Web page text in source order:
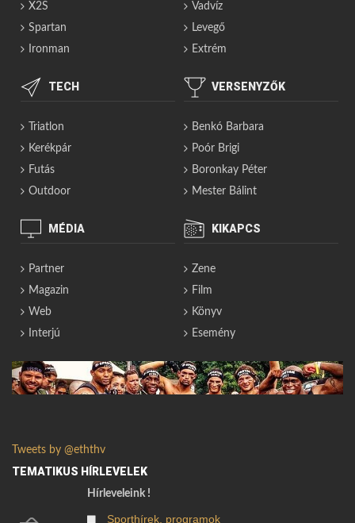
X2S
Spartan
Ironman
Vadvíz
Levegő
Extrém
TECH
Triatlon
Kerékpár
Futás
Outdoor
VERSENYZŐK
Benkó Barbara
Poór Brigi
Boronkay Péter
Mester Bálint
MÉDIA
Partner
Magazin
Web
Interjú
KIKAPCS
Zene
Film
Könyv
Esemény
Tweets by @eththv
TEMATIKUS HÍRLEVELEK
Hírleveleink !
Sporthírek, programok